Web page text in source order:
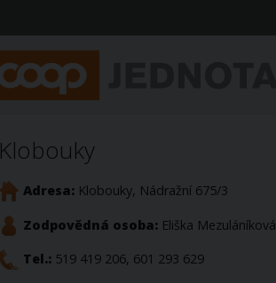
Klobouky
Adresa: Klobouky, Nádražní 675/3
Zodpovědná osoba: Eliška Mezuláníková
Tel.: 519 419 206, 601 293 629